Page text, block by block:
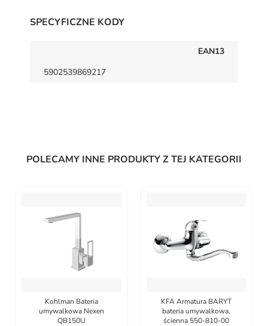
SPECYFICZNE KODY
EAN13
5902539869217
POLECAMY INNE PRODUKTY Z TEJ KATEGORII
KFA Armatura BARYT
bateria umywalkowa,
ścienna 550-810-00
Deante Bateria umywalkowa
wysoka BQA_R20N